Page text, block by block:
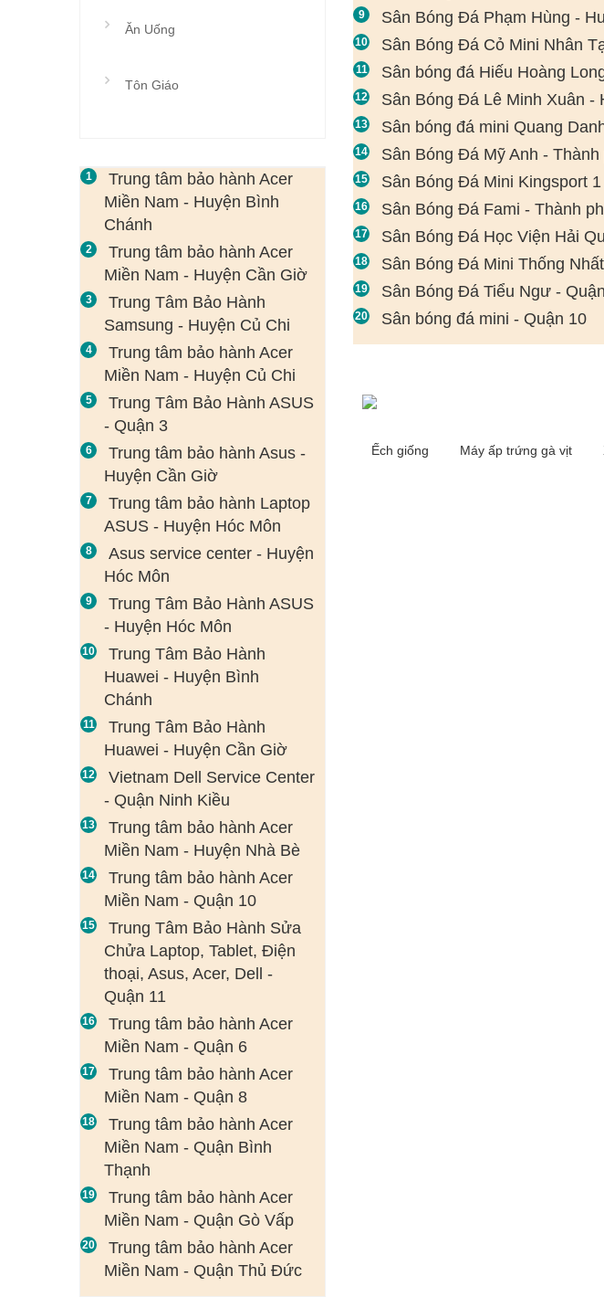
Sân Bóng Đá Phạm Hùng -
Sân Bóng Đá Cỏ Mini Nhân
Sân bóng đá Hiếu Hoàng
Sân Bóng Đá Lê Minh Xuân -
Sân bóng đá mini Quang
Sân Bóng Đá Mỹ Anh - Thành
Sân Bóng Đá Mini Kingsport
Sân Bóng Đá Fami - Thành
Sân Bóng Đá Học Viện Hải
Sân Bóng Đá Mini Thống
Sân Bóng Đá Tiểu Ngư -
Sân bóng đá mini - Quận 10
Ếch giống Máy ấp trứng gà vịt
Ăn Uống
Tôn Giáo
Trung tâm bảo hành Acer
Miền Nam - Huyện Bình
Chánh
Trung tâm bảo hành Acer
Miền Nam - Huyện Cần Giờ
Trung Tâm Bảo Hành
Samsung - Huyện Củ Chi
Trung tâm bảo hành Acer
Miền Nam - Huyện Củ Chi
Trung Tâm Bảo Hành ASUS
- Quận 3
Trung tâm bảo hành Asus -
Huyện Cần Giờ
Trung tâm bảo hành Laptop
ASUS - Huyện Hóc Môn
Asus service center - Huyện
Hóc Môn
Trung Tâm Bảo Hành ASUS
- Huyện Hóc Môn
Trung Tâm Bảo Hành
Huawei - Huyện Bình
Chánh
Trung Tâm Bảo Hành
Huawei - Huyện Cần Giờ
Vietnam Dell Service Center
- Quận Ninh Kiều
Trung tâm bảo hành Acer
Miền Nam - Huyện Nhà Bè
Trung tâm bảo hành Acer
Miền Nam - Quận 10
Trung Tâm Bảo Hành Sửa
Chửa Laptop, Tablet, Điện
thoại, Asus, Acer, Dell -
Quận 11
Trung tâm bảo hành Acer
Miền Nam - Quận 6
Trung tâm bảo hành Acer
Miền Nam - Quận 8
Trung tâm bảo hành Acer
Miền Nam - Quận Bình
Thạnh
Trung tâm bảo hành Acer
Miền Nam - Quận Gò Vấp
Trung tâm bảo hành Acer
Miền Nam - Quận Thủ Đức